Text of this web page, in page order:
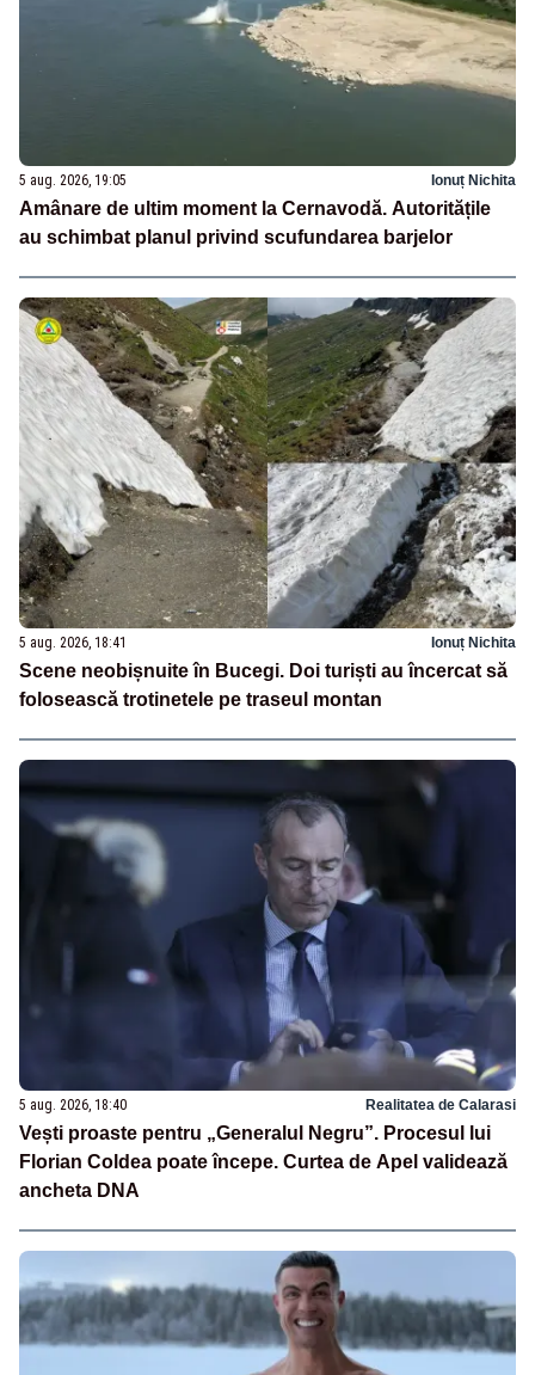
5 aug. 2026, 19:05 Ionuț Nichita
Amânare de ultim moment la Cernavodă. Autoritățile
au schimbat planul privind scufundarea barjelor
5 aug. 2026, 18:41 Ionuț Nichita
Scene neobișnuite în Bucegi. Doi turiști au încercat să
folosească trotinetele pe traseul montan
5 aug. 2026, 18:40 Realitatea de Calarasi
Vești proaste pentru „Generalul Negru”. Procesul lui
Florian Coldea poate începe. Curtea de Apel validează
ancheta DNA